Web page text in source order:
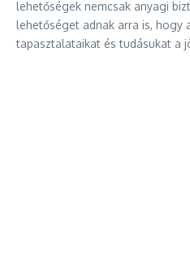
lehetőségek nemcsak anyagi
lehetőséget adnak arra is, hogy
tapasztalataikat és tudásukat a